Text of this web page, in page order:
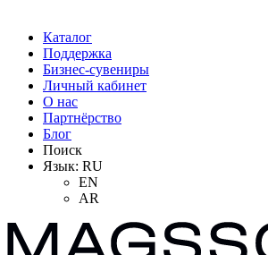
Каталог
Поддержка
Бизнес-сувениры
Личный кабинет
О нас
Партнёрство
Блог
Поиск
Язык: RU
EN
AR